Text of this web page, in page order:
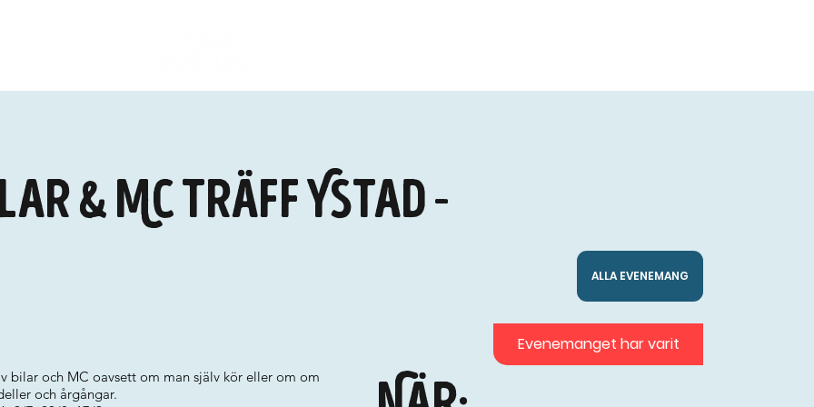
& MC träff Ystad -
ALLA EVENEMANG
bilar och MC oavsett om man själv kör eller om om
och årgångar.
Evenemanget har varit